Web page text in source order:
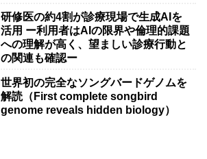
研修医の約4割が診療現場で生成AIを
活用 ー利用者はAIの限界や倫理的課題
への理解が高く、望ましい診療行動と
の関連も確認ー
世界初の完全なソングバードゲノムを
解読（First complete songbird
genome reveals hidden biology）